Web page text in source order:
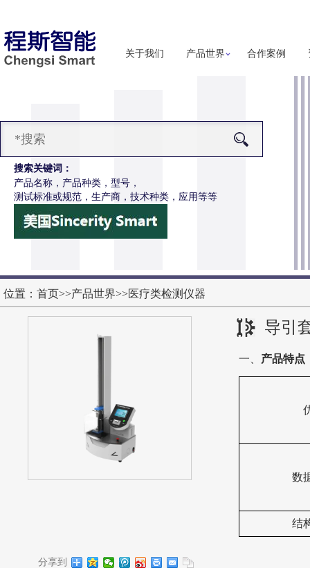
关于我们 产品世界 合作案例
搜索关键词：
产品名称，产品种类，型号，
测试标准或规范，生产商，技术种类，应用等等
电动轮椅车按键开关耐用性测试仪
位置： 首页>>产品世界>>医疗类检测仪器
导引
分享到
一、 产品特点
数
结